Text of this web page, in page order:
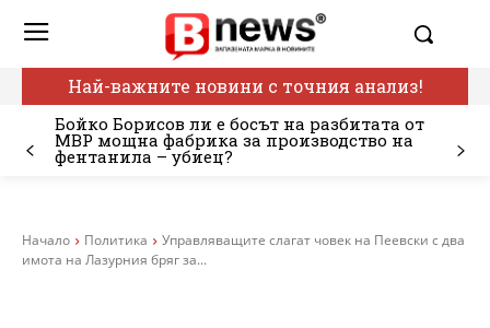
Най-важните новини с точния анализ!
Бойко Борисов ли е босът на разбитата от
МВР мощна фабрика за производство на
фентанила – убиец?
Начало Политика
Управляващите слагат човек на Пеевски с два
имота на Лазурния бряг за...